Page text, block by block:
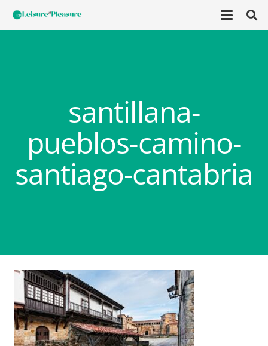
santillana-
pueblos-camino-
santiago-cantabria